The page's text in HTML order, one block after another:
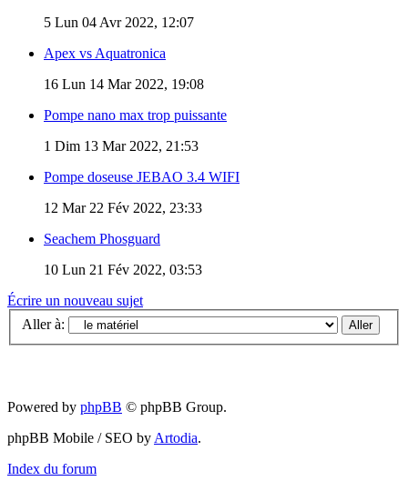
5 Lun 04 Avr 2022, 12:07
Apex vs Aquatronica
16 Lun 14 Mar 2022, 19:08
Pompe nano max trop puissante
1 Dim 13 Mar 2022, 21:53
Pompe doseuse JEBAO 3.4 WIFI
12 Mar 22 Fév 2022, 23:33
Seachem Phosguard
10 Lun 21 Fév 2022, 03:53
Écrire un nouveau sujet
Aller à:
Powered by phpBB © phpBB Group.
phpBB Mobile / SEO byArtodia.
Index du forum